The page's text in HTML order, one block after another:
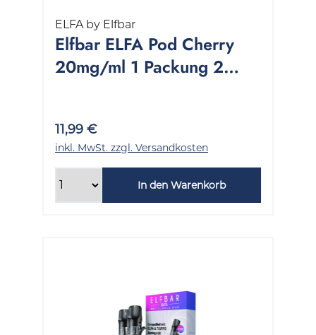
ELFA by Elfbar
Elfbar ELFA Pod Cherry
20mg/ml 1 Packung 2
11,99 €
inkl. MwSt. zzgl. Versandkosten
In den Warenkorb